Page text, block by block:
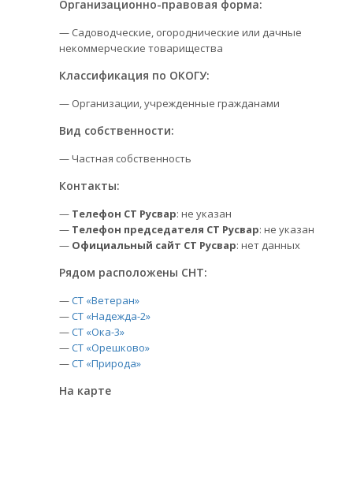
Организационно-правовая форма:
— Садоводческие, огороднические или дачные
некоммерческие товарищества
Классификация по ОКОГУ:
— Организации, учрежденные гражданами
Вид собственности:
— Частная собственность
Контакты:
— Телефон СТ Русвар: не указан
— Телефон председателя СТ Русвар: не указан
— Официальный сайт СТ Русвар: нет данных
Рядом расположены СНТ:
—СТ «Ветеран»
—СТ «Надежда-2»
—СТ «Ока-3»
—СТ «Орешково»
—СТ «Природа»
На карте